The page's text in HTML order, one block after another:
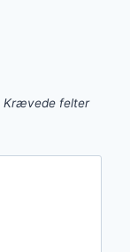
Krævede felter